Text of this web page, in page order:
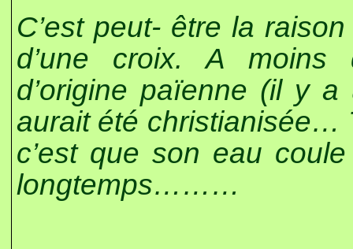
C’est peut- être la
d’une croix. A moins
d’origine païenne (il y
aurait été christianisée…
c’est que son eau
longtemps………